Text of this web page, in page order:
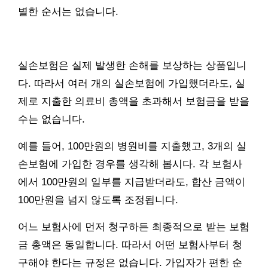
별한 순서는 없습니다.
실손보험은 실제 발생한 손해를 보상하는 상품입니
다. 따라서 여러 개의 실손보험에 가입했더라도, 실
제로 지출한 의료비 총액을 초과해서 보험금을 받을
수는 없습니다.
예를 들어, 100만원의 병원비를 지출했고, 3개의 실
손보험에 가입한 경우를 생각해 봅시다. 각 보험사
에서 100만원의 일부를 지급받더라도, 합산 금액이
100만원을 넘지 않도록 조정됩니다.
어느 보험사에 먼저 청구하든 최종적으로 받는 보험
금 총액은 동일합니다. 따라서 어떤 보험사부터 청
구해야 한다는 규정은 없습니다. 가입자가 편한 순